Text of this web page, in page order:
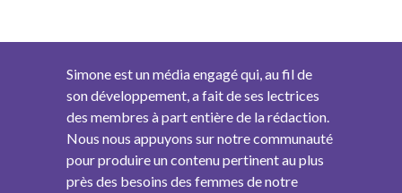
Simone est un média engagé qui, au fil de
son développement, a fait de ses lectrices
des membres à part entière de la rédaction.
Nous nous appuyons sur notre communauté
pour produire un contenu pertinent au plus
près des besoins des femmes de notre